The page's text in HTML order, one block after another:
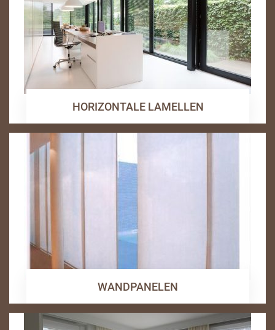
HORIZONTALE LAMELLEN
WANDPANELEN